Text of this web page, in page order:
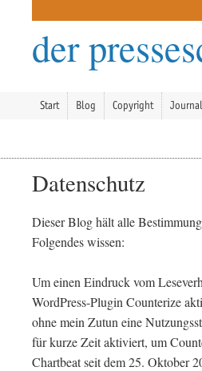
der
Start Blog Copyright
Datenschutz
Dieser Blog hält alle
Folgendes wissen:
Um einen Eindruck vom
WordPress-Plugin Counterize
ohne mein Zutun eine
für kurze Zeit aktiviert, um
Chartbeat seit dem 25. Oktober